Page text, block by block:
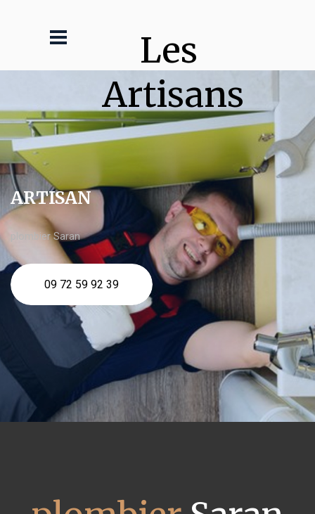
Les
Artisans
ARTISAN
plombier Saran
09 72 59 92 39